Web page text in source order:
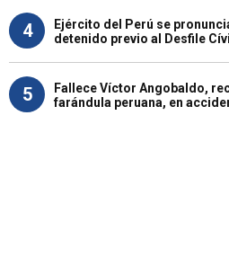
4
Ejército del Perú se
detenido previo al Desfile
5
Fallece Víctor Angobaldo,
farándula peruana, en